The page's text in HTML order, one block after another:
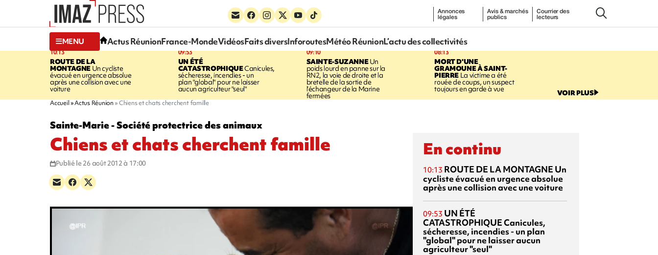
Annonces
légales
Avis & marchés
publics
Courrier des
lecteurs
MENU Actus RéunionFrance-MondeVidéosFaits diversInforoutesMétéo RéunionL’actu des collectivités
10:13
ROUTE DE LA
MONTAGNEUn cycliste
évacué en urgence absolue
après une collision avec une
voiture
09:53
UN ÉTÉ
CATASTROPHIQUECanicules,
sécheresse, incendies - un
plan "global" pour ne laisser
aucun agriculteur "seul"
09:10
SAINTE-SUZANNEUn
poids lourd en panne sur la
RN2, la voie de droite et la
bretelle de la sortie de
l’échangeur de la Marine
fermées
08:13
MORT D'UNE
GRAMOUNE À SAINT-
PIERRE La victime a été
rouée de coups, un suspect
toujours en garde à vue VOIR PLUS
Accueil Actus Réunion Chiens et chats cherchent famille
Sainte-Marie - Société protectrice des animaux
Chiens et chats cherchent famille
Publié le 26 août 2012 à 17:00
En continu
10:13 ROUTE DE LA MONTAGNE Un
cycliste évacué en urgence absolue
après une collision avec une voiture
09:53 UN ÉTÉ
CATASTROPHIQUECanicules,
sécheresse, incendies - un plan
"global" pour ne laisser aucun
agriculteur "seul"